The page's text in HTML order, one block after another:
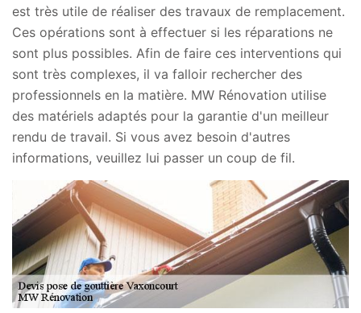
est très utile de réaliser des travaux de remplacement.
Ces opérations sont à effectuer si les réparations ne
sont plus possibles. Afin de faire ces interventions qui
sont très complexes, il va falloir rechercher des
professionnels en la matière. MW Rénovation utilise
des matériels adaptés pour la garantie d'un meilleur
rendu de travail. Si vous avez besoin d'autres
informations, veuillez lui passer un coup de fil.